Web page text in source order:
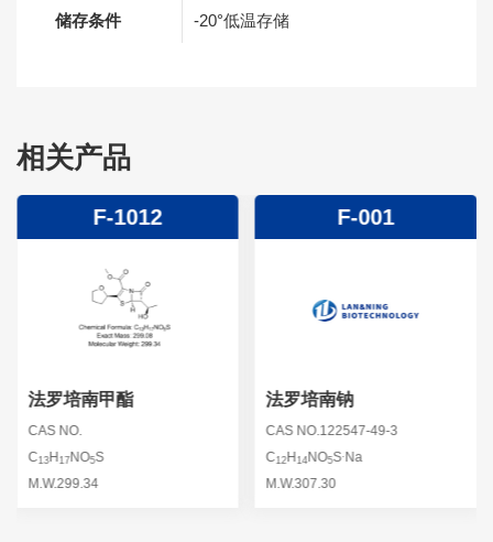
储存条件 -20°低温存储
相关产品
F-1012
法罗培南甲酯
CAS NO.
C13H 17NO5S
M.W.299.34
F-001
法罗培南钠
CAS NO.122547-49-3
C12H 14NO5S Na
M.W.307.30